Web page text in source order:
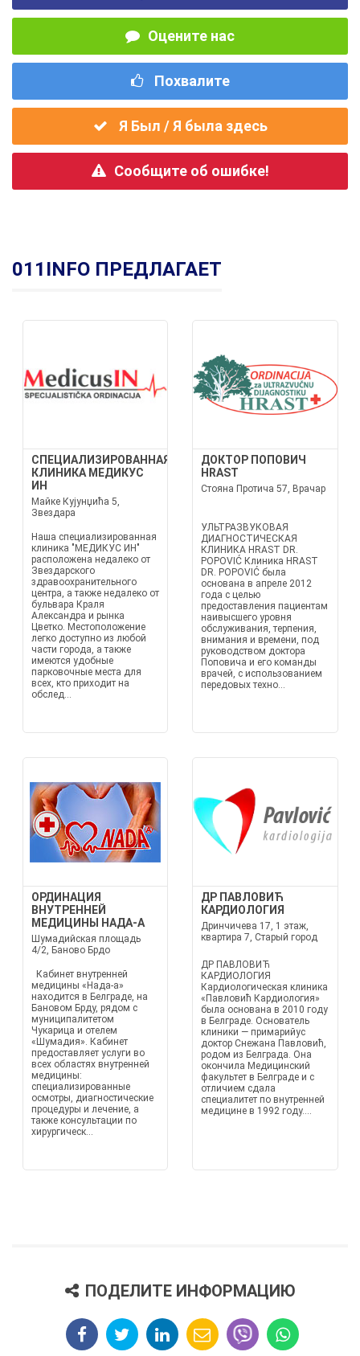
Оцените нас
Похвалите
Я Был / Я была здесь
Сообщите об ошибке!
011INFO ПРЕДЛАГАЕТ
СПЕЦИАЛИЗИРОВАННАЯ
КЛИНИКА МЕДИКУС
ИН
Майке Кујунџића 5,
Звездара
Наша специализированная
клиника "МЕДИКУС ИН"
расположена недалеко от
Звездарского
здравоохранительного
центра, а также недалеко от
бульвара Краля
Александра и рынка
Цветко. Местоположение
легко доступно из любой
части города, а также
имеются удобные
парковочные места для
всех, кто приходит на
обслед...
ДОКТОР ПОПОВИЧ
HRAST
Стояна Протича 57, Врачар
УЛЬТРАЗВУКОВАЯ
ДИАГНОСТИЧЕСКАЯ
КЛИНИКА HRAST DR.
POPOVIĆ Клиника HRAST
DR. POPOVIĆ была
основана в апреле 2012
года с целью
предоставления пациентам
наивысшего уровня
обслуживания, терпения,
внимания и времени, под
руководством доктора
Поповича и его команды
врачей, с использованием
передовых техно...
ОРДИНАЦИЯ
ВНУТРЕННЕЙ
МЕДИЦИНЫ НАДА-А
Шумадийская площадь
4/2, Баново Брдо
Кабинет внутренней
медицины «Нада-а»
находится в Белграде, на
Бановом Брду, рядом с
муниципалитетом
Чукарица и отелем
«Шумадия». Кабинет
предоставляет услуги во
всех областях внутренней
медицины:
специализированные
осмотры, диагностические
процедуры и лечение, а
также консультации по
хирургическ...
ДР ПАВЛОВИЋ
КАРДИОЛОГИЯ
Дринчичева 17, 1 этаж,
квартира 7, Старый город
ДР ПАВЛОВИЋ
КАРДИОЛОГИЯ
Кардиологическая клиника
«Павловић Кардиология»
была основана в 2010 году
в Белграде. Основатель
клиники — примарийус
доктор Снежана Павловић,
родом из Белграда. Она
окончила Медицинский
факультет в Белграде и с
отличием сдала
специалитет по внутренней
медицине в 1992 году....
ПОДЕЛИТЕ ИНФОРМАЦИЮ